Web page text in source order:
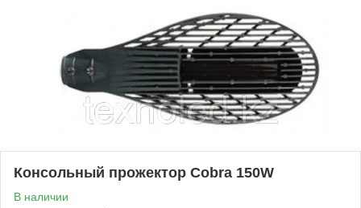
Консольный прожектор Cobra 150W
В наличии